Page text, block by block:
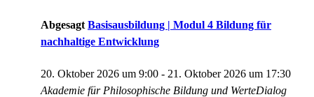
Abgesagt Basisausbildung | Modul 4 Bildung für
nachhaltige Entwicklung
20. Oktober 2026 um 9:00 - 21. Oktober 2026 um 17:30
Akademie für Philosophische Bildung und WerteDialog